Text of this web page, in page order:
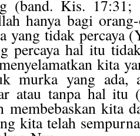
(band. Kis.
hanya bagi
yang tidak percaya
percaya hal itu
kita
murka yang ada,
atau tanpa hal
membebaskan kita
kita telah